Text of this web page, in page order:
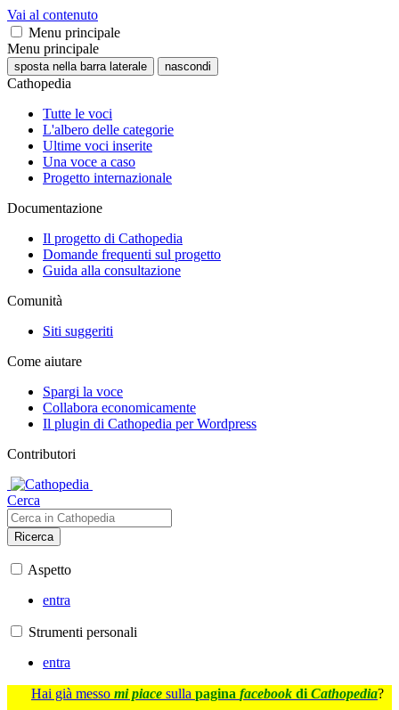
Vai al contenuto
Menu principale
Menu principale
sposta nella barra laterale nascondi
Cathopedia
Tutte le voci
L'albero delle categorie
Ultime voci inserite
Una voce a caso
Progetto internazionale
Documentazione
Il progetto di Cathopedia
Domande frequenti sul progetto
Guida alla consultazione
Comunità
Siti suggeriti
Come aiutare
Spargi la voce
Collabora economicamente
Il plugin di Cathopedia per Wordpress
Contributori
Cerca
Ricerca
Aspetto
entra
Strumenti personali
entra
Hai già messo mi piace sulla pagina facebook di Cathopedia?